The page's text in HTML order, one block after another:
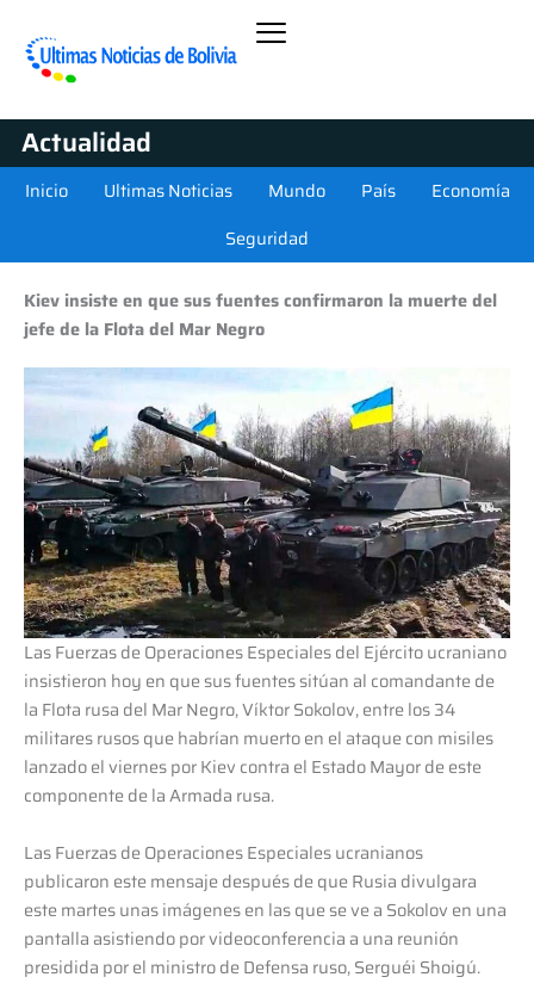
Actualidad
Inicio Ultimas Noticias Mundo País
Economía
Seguridad
Kiev insiste en que sus fuentes confirmaron la muerte del
jefe de la Flota del Mar Negro
Las Fuerzas de Operaciones Especiales del Ejército ucraniano
insistieron hoy en que sus fuentes sitúan al comandante de
la Flota rusa del Mar Negro, Víktor Sokolov, entre los 34
militares rusos que habrían muerto en el ataque con misiles
lanzado el viernes por Kiev contra el Estado Mayor de este
componente de la Armada rusa.
Las Fuerzas de Operaciones Especiales ucranianos
publicaron este mensaje después de que Rusia divulgara
este martes unas imágenes en las que se ve a Sokolov en una
pantalla asistiendo por videoconferencia a una reunión
presidida por el ministro de Defensa ruso, Serguéi Shoigú.